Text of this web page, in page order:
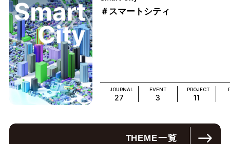
＃スマートシティ
JOURNAL
27
EVENT
3
PROJECT
11
THEME一覧